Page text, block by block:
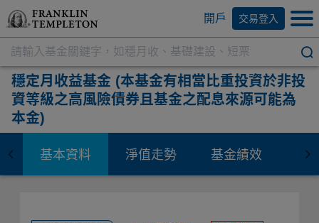
開戶 交易登入
穩定月收益基金 (本基金有相當比重投資於非投
資等級之高風險債券且基金之配息來源可能為
本金)
基本資料 淨值走勢 基金績效 資